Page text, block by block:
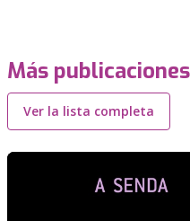
Más
Ver la lista completa